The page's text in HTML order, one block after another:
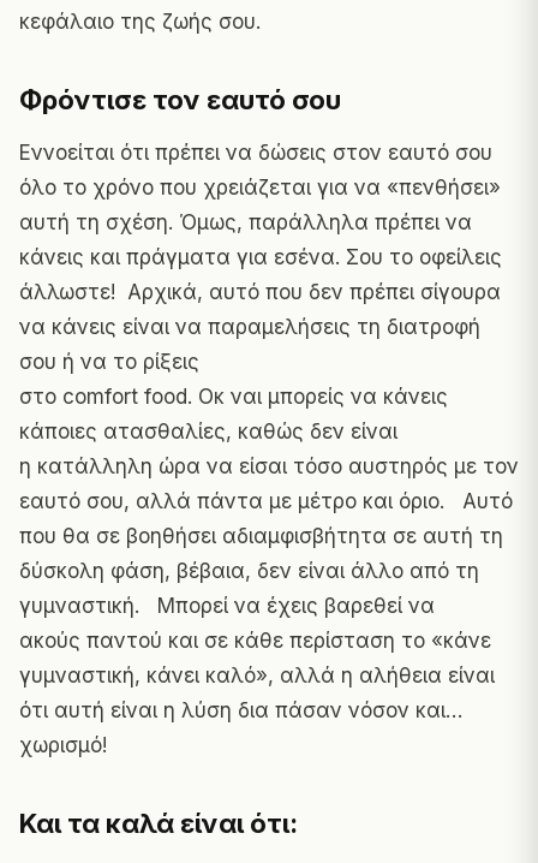
κεφάλαιο της ζωής σου.
Φρόντισε τον εαυτό σου
Εννοείται ότι πρέπει να δώσεις στον εαυτό σου
όλο το χρόνο που χρειάζεται για να «πενθήσει»
αυτή τη σχέση. Όμως, παράλληλα πρέπει να
κάνεις και πράγματα για εσένα. Σου το οφείλεις
άλλωστε! Αρχικά, αυτό που δεν πρέπει σίγουρα
να κάνεις είναι να παραμελήσεις τη διατροφή
σου ή να το ρίξεις
στο comfort food. Οκ ναι μπορείς να κάνεις
κάποιες ατασθαλίες, καθώς δεν είναι
η κατάλληλη ώρα να είσαι τόσο αυστηρός με τον
εαυτό σου, αλλά πάντα με μέτρο και όριο. Αυτό
που θα σε βοηθήσει αδιαμφισβήτητα σε αυτή τη
δύσκολη φάση, βέβαια, δεν είναι άλλο από τη
γυμναστική. Μπορεί να έχεις βαρεθεί να
ακούς παντού και σε κάθε περίσταση το «κάνε
γυμναστική, κάνει καλό», αλλά η αλήθεια είναι
ότι αυτή είναι η λύση δια πάσαν νόσον και…
χωρισμό!
Και τα καλά είναι ότι: